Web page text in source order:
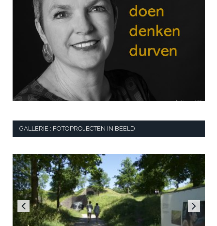
GALLERIE : FOTOPROJECTEN IN BEELD